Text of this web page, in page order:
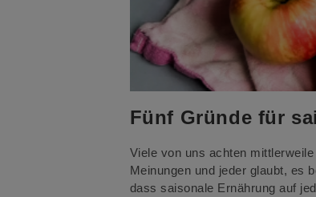
Fünf Gründe für
Viele von uns achten
Meinungen und jeder glaubt, es
dass saisonale Ernährung auf